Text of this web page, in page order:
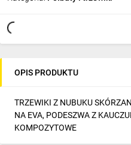
OPIS PRODUKTU
TRZEWIKI Z NUBUKU
NA EVA, PODESZWA Z
KOMPOZYTOWE